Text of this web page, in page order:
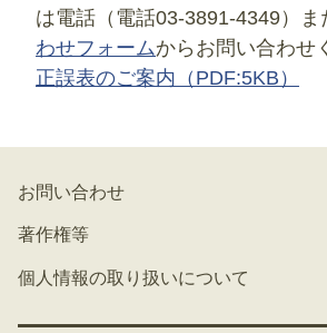
は電話（電話03-3891-4349）ま
わせフォームからお問い合わせ
正誤表のご案内 （PDF:5KB）
お問い合わせ
著作権等
個人情報の取り扱いについて